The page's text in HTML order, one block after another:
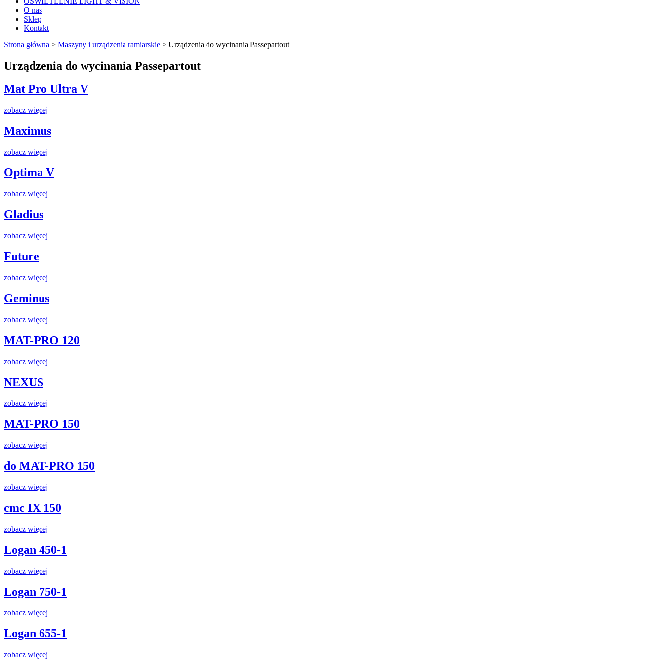
O nas
Sklep
Kontakt
Strona główna > Maszyny i urządzenia ramiarskie > Urządzenia do wycinania Passepartout
Urządzenia do wycinania Passepartout
Mat Pro Ultra V
zobacz więcej
Maximus
zobacz więcej
Optima V
zobacz więcej
Gladius
zobacz więcej
Future
zobacz więcej
Geminus
zobacz więcej
MAT-PRO 120
zobacz więcej
NEXUS
zobacz więcej
MAT-PRO 150
zobacz więcej
do MAT-PRO 150
zobacz więcej
cmc IX 150
zobacz więcej
Logan 450-1
zobacz więcej
Logan 750-1
zobacz więcej
Logan 655-1
zobacz więcej